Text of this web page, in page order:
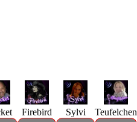
Firebird
Sylvi
Teufelchen